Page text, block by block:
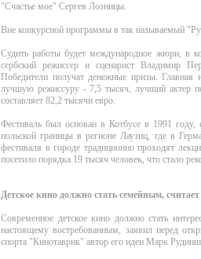
"Счастье мое" Сергея Лозницы.
Вне конкурсной программы в так называемый
Судить работы будет международное жюри, в
сербский режиссер и сценарист Владимир
Победители получат денежные призы.
лучшую режиссуру - 7,5 тысяч, лучший актер
составляет 82,2 тысячи евро.
Фестиваль был основан в Котбусе в 1991
польской границы в регионе Лаузиц, где в
фестиваля в городе традиционно проходят
посетило порядка 19 тысяч человек, что стало
Детское кино должно стать семейным,
Современное детское кино должно стать
настоящему востребованным, заявил перед
спорта "Кинотаврик" автор его идеи Марк